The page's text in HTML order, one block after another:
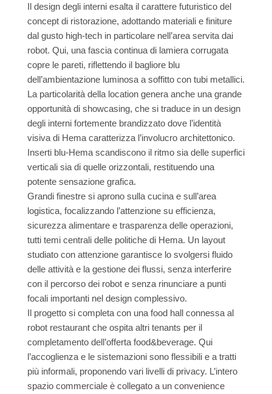
Il design degli interni esalta il carattere futuristico del
concept di ristorazione, adottando materiali e finiture
dal gusto high-tech in particolare nell’area servita dai
robot. Qui, una fascia continua di lamiera corrugata
copre le pareti, riflettendo il bagliore blu
dell’ambientazione luminosa a soffitto con tubi metallici.
La particolarità della location genera anche una grande
opportunità di showcasing, che si traduce in un design
degli interni fortemente brandizzato dove l’identità
visiva di Hema caratterizza l’involucro architettonico.
Inserti blu-Hema scandiscono il ritmo sia delle superfici
verticali sia di quelle orizzontali, restituendo una
potente sensazione grafica.
Grandi finestre si aprono sulla cucina e sull’area
logistica, focalizzando l’attenzione su efficienza,
sicurezza alimentare e trasparenza delle operazioni,
tutti temi centrali delle politiche di Hema. Un layout
studiato con attenzione garantisce lo svolgersi fluido
delle attività e la gestione dei flussi, senza interferire
con il percorso dei robot e senza rinunciare a punti
focali importanti nel design complessivo.
Il progetto si completa con una food hall connessa al
robot restaurant che ospita altri tenants per il
completamento dell’offerta food&beverage. Qui
l’accoglienza e le sistemazioni sono flessibili e a tratti
più informali, proponendo vari livelli di privacy. L’intero
spazio commerciale è collegato a un convenience